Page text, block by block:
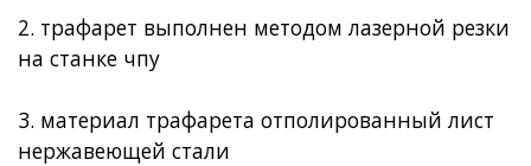
2. трафарет выполнен методом лазерной резки
на станке чпу
3. материал трафарета отполированный лист
нержавеющей стали